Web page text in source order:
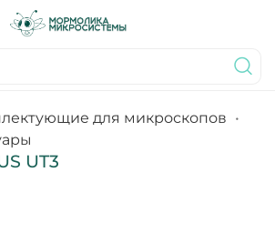
для микроскопов
UT3